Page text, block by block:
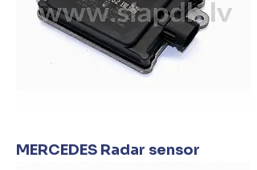
MERCEDES Radar sensor